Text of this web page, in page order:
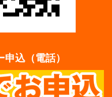
込（電話）